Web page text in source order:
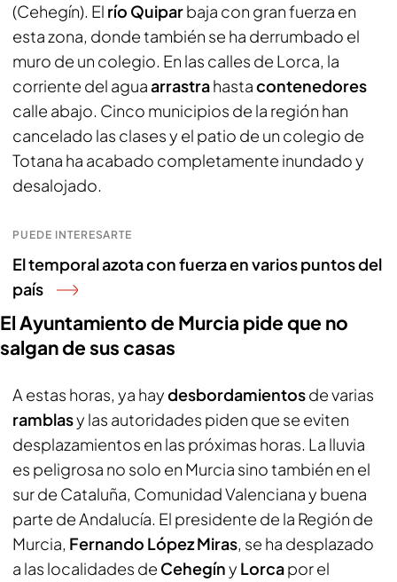
(Cehegín). El río Quiparbaja con gran fuerza en
esta zona, donde también se ha derrumbado el
muro de un colegio. En las calles de Lorca, la
corriente del aguaarrastrahastacontenedores
calle abajo. Cinco municipios de la región han
cancelado las clases y el patio de un colegio de
Totana ha acabado completamente inundado y
desalojado.
PUEDE INTERESARTE
El temporal azota con fuerza en varios puntos del
país
El Ayuntamiento de Murcia pide que no
salgan de sus casas
A estas horas, ya haydesbordamientosde varias
ramblasy las autoridades piden que se eviten
desplazamientos en las próximas horas. La lluvia
es peligrosa no solo en Murcia sino también en el
sur de Cataluña, Comunidad Valenciana y buena
parte de Andalucía. El presidente de la Región de
Murcia, Fernando López Miras, se ha desplazado
a las localidades de Cehegíny Lorcapor el